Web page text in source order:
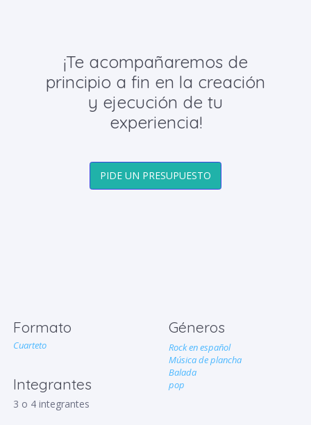
¡Te acompañaremos de
principio a fin en la creación
y ejecución de tu
experiencia!
PIDE UN PRESUPUESTO
Formato
Cuarteto
Integrantes
3 o 4 integrantes
Géneros
Rock en español
Música de plancha
Balada
pop